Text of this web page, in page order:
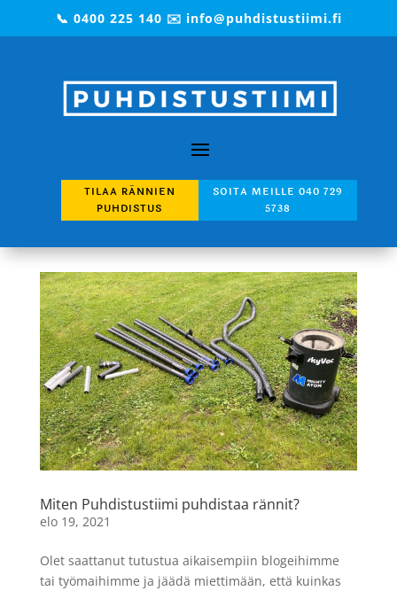
📞 0400 225 140 ✉️ info@puhdistustiimi.fi
TILAA RÄNNIEN
PUHDISTUS
SOITA MEILLE 040 729
5738
Miten Puhdistustiimi puhdistaa rännit?
elo 19, 2021
Olet saattanut tutustua aikaisempiin blogeihimme
tai työmaihimme ja jäädä miettimään, että kuinkas